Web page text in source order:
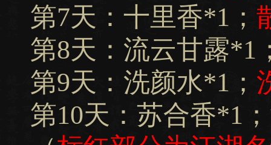
第7天：十里香*1；
第8天：流云甘露*1
第9天：洗颜水*1；
第10天：苏合香*1；